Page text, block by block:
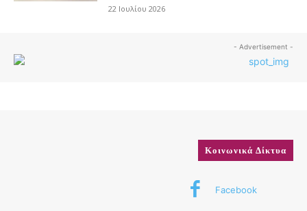
22 Ιουλίου 2026
- Advertisement -
Κοινωνικά Δίκτυα
Facebook